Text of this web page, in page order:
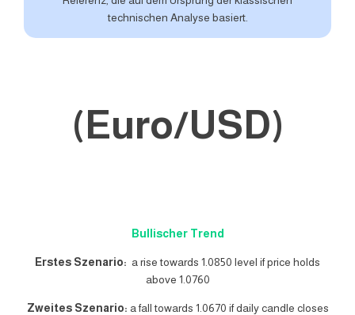
technischen Analyse basiert.
(Euro/USD)
Bullischer Trend
Erstes Szenario: a rise towards 1.0850 level if price holds
above 1.0760
Zweites Szenario: a fall towards 1.0670 if daily candle closes